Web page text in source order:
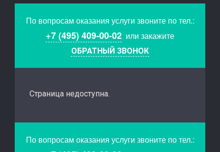
По вопросам оказания услуги звоните по тел.:
+7 (495) 409-00-02 или закажите
ОБРАТНЫЙ ЗВОНОК
Страница недоступна.
По вопросам оказания услуги звоните по тел.: